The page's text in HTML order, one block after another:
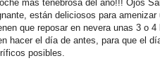
más tenebrosa del año!!! Ojos
están deliciosos para amenizar
que reposar en nevera unas 3 o
hacer el día de antes, para que el
posibles.